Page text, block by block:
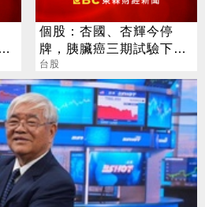
個股：杏國、杏輝今停
牌，胰臟癌三期試驗下午
解盲
台股